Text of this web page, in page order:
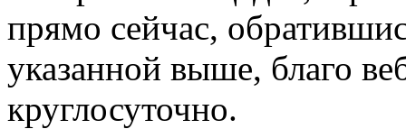
прямо сейчас,
указанной выше, благо
круглосуточно.